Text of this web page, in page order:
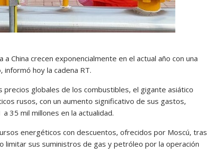
China crecen exponencialmente en el actual año con una
hoy la cadena RT.
globales de los combustibles, el gigante asiático
rusos, con un aumento significativo de sus gastos,
35 mil millones en la actualidad.
energéticos con descuentos, ofrecidos por Moscú, tras
limitar sus suministros de gas y petróleo por la operación